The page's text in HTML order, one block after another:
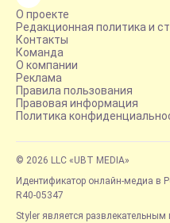
О проекте
Редакционная политика и
Контакты
Команда
О компании
Реклама
Правила пользования
Правовая информация
Политика
© 2026 LLC «UBT MEDIA»
Идентификатор онлайн-медиа в
R40-05347
Styler является